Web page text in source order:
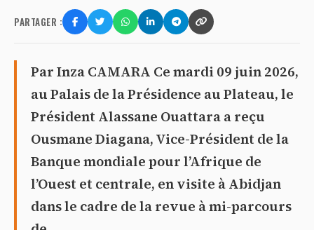
PARTAGER :
Par Inza CAMARA Ce mardi 09 juin 2026,
au Palais de la Présidence au Plateau, le
Président Alassane Ouattara a reçu
Ousmane Diagana, Vice-Président de la
Banque mondiale pour l’Afrique de
l’Ouest et centrale, en visite à Abidjan
dans le cadre de la revue à mi-parcours